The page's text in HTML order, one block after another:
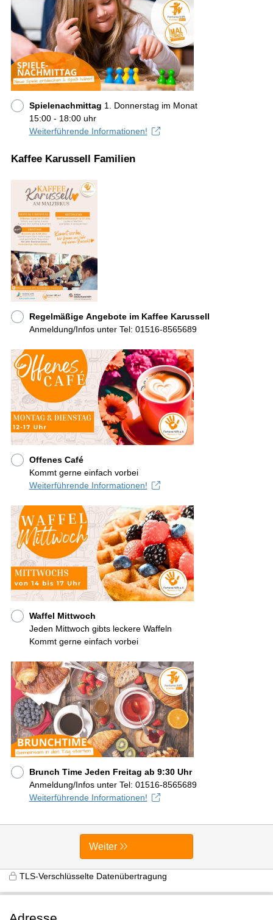
Spielenachmittag 1. Donnerstag im Monat
15:00 - 18:00 uhr
Weiterführende Informationen!
Kaffee Karussell Familien
Regelmäßige Angebote im Kaffee Karussell
Anmeldung/Infos unter Tel: 01516-8565689
Offenes Café
Kommt gerne einfach vorbei
Weiterführende Informationen!
Waffel Mittwoch
Jeden Mittwoch gibts leckere Waffeln
Kommt gerne einfach vorbei
Brunch Time Jeden Freitag ab 9:30 Uhr
Anmeldung/Infos unter Tel: 01516-8565689
Weiterführende Informationen!
Weiter
TLS-Verschlüsselte Datenübertragung